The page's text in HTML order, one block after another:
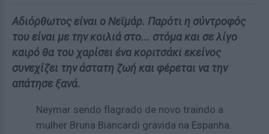
Αδιόρθωτος είναι ο Νεϊμάρ. Παρότι η σύντροφός
του είναι με την κοιλιά στο... στόμα και σε λίγο
καιρό θα του χαρίσει ένα κοριτσάκι εκείνος
συνεχίζει την άστατη ζωή και φέρεται να την
απάτησε ξανά.
Neymar sendo flagrado de novo traindo a
mulher Bruna Biancardi gravida na Espanha.